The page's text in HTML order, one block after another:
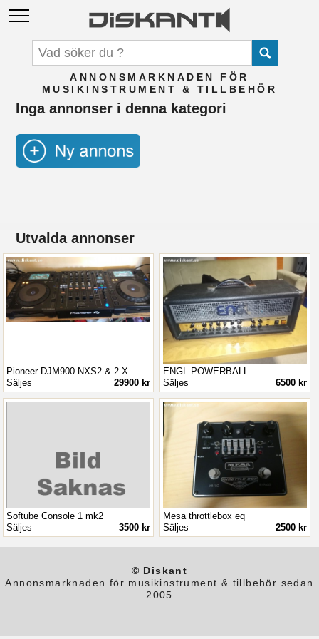
ANNONSMARKNADEN FÖR
MUSIKINSTRUMENT & TILLBEHÖR
Inga annonser i denna kategori
Utvalda annonser
Pioneer DJM900 NXS2 & 2 X
29900 kr
Säljes
ENGL POWERBALL
6500 kr
Säljes
Softube Console 1 mk2
3500 kr
Säljes
Mesa throttlebox eq
2500 kr
Säljes
© Diskant
Annonsmarknaden för musikinstrument & tillbehör sedan
2005